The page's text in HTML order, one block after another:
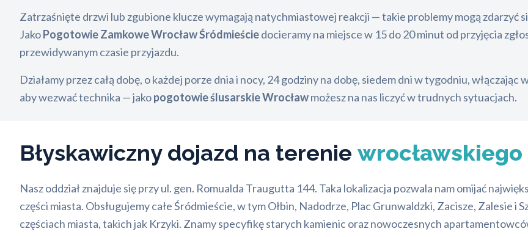
Zatrzaśnięte drzwi lub zgubione klucze wymagają natychmiastowej reakcji — takie problemy mogą zdarzyć
JakoPogotowie Zamkowe Wrocław Śródmieściedocieramy na miejsce w 15 do 20 minut od przyjęcia
przewidywanym czasie przyjazdu.
Działamy przez całą dobę, o każdej porze dnia i nocy, 24 godziny na dobę, siedem dni w tygodniu,
aby wezwać technika — jakopogotowie ślusarskie Wrocławmożesz na nas liczyć w trudnych sytuacjach.
Błyskawiczny dojazd na terenie
Nasz oddział znajduje się przy ul. gen. Romualda Traugutta 144. Taka lokalizacja pozwala nam omijać
części miasta. Obsługujemy całe Śródmieście, w tym Ołbin, Nadodrze, Plac Grunwaldzki, Zacisze, Zalesie
częściach miasta, takich jak Krzyki. Znamy specyfikę starych kamienic oraz nowoczesnych